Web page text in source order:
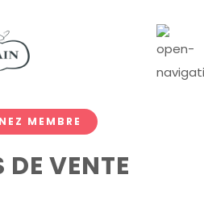
MEMBRE
VENTE